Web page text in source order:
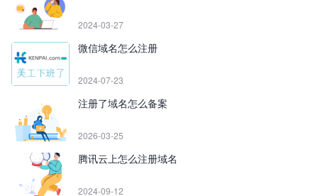
2024-03-27
微信域名怎么注册
2024-07-23
注册了域名怎么备案
2026-03-25
腾讯云上怎么注册域名
2024-09-12